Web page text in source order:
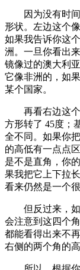
因为没有时间
形状。左边这个
如果我告诉你这
洲。一旦你看出
镜像过的澳大利
它像非洲的，如
某个国家。
再看右边这个
方形转了 45度；
全不同。如果你
的高低有一点点
是不是直角，你
果我把它上下拉
看来仍然是一个
但反过来，如
会注意到这四个
都能看得出来不
右侧的两个角的